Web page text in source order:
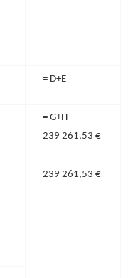
= D+E
= G+H
239 261,53 €
239 261,53 €